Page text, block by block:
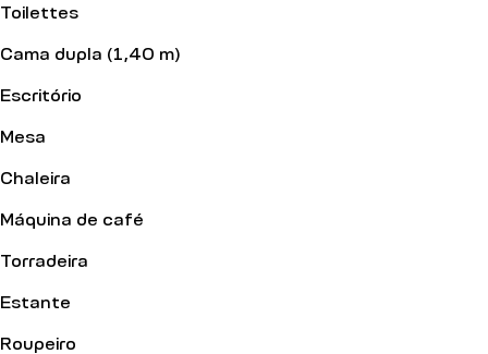
Toilettes
Cama dupla (1,40 m)
Escritório
Mesa
Chaleira
Máquina de café
Torradeira
Estante
Roupeiro